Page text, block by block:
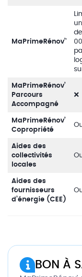
MaPrimeRénov’’
MaPrimeRénov’
Parcours
Accompagné
❌
MaPrimeRénov’
Copropriété
Aides des
collectivités
locales
Aides des
fournisseurs
d’énergie (CEE)
BON À